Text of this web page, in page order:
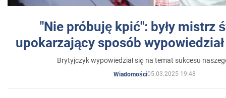
"Nie próbuję kpić": były mistrz
upokarzający sposób
Brytyjczyk wypowiedział się na temat sukcesu
Wiadomości05.03.2025 19:48